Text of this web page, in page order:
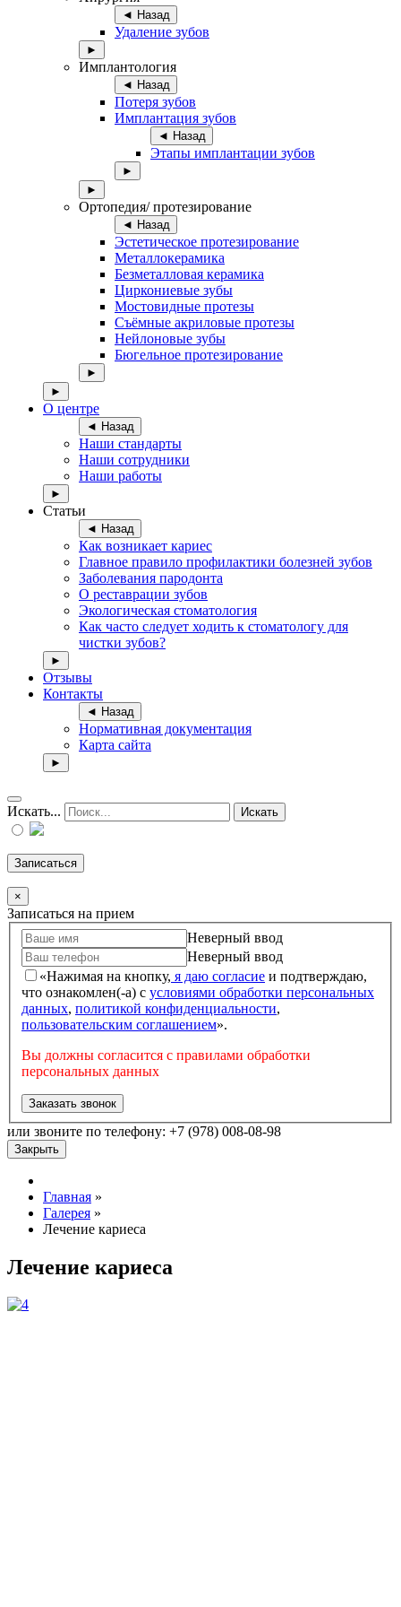
◄ Назад
Удаление зубов
►
Имплантология
◄ Назад
Потеря зубов
Имплантация зубов
◄ Назад
Этапы имплантации зубов
►
►
Ортопедия/ протезирование
◄ Назад
Эстетическое протезирование
Металлокерамика
Безметалловая керамика
Циркониевые зубы
Мостовидные протезы
Съёмные акриловые протезы
Нейлоновые зубы
Бюгельное протезирование
►
►
О центре
◄ Назад
Наши стандарты
Наши сотрудники
Наши работы
►
Статьи
◄ Назад
Как возникает кариес
Главное правило профилактики болезней зубов
Заболевания пародонта
О реставрации зубов
Экологическая стоматология
Как часто следует ходить к стоматологу для
чистки зубов?
►
Отзывы
Контакты
◄ Назад
Нормативная документация
Карта сайта
►
Искать... Искать
Записаться
×
Записаться на прием
Неверный ввод
Неверный ввод
«Нажимая на кнопку, я даю согласие и подтверждаю,
что ознакомлен(-а) с условиями обработки персональных
данных, политикой конфиденциальности,
пользовательским соглашением».
Вы должны согласится с правилами обработки
персональных данных
Заказать звонок
или звоните по телефону: +7 (978) 008-08-98
Закрыть
Главная »
Галерея »
Лечение кариеса
Лечение кариеса